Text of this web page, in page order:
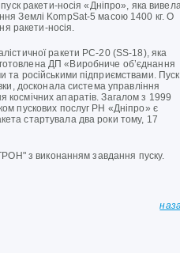
пуск ракети-носія «Дніпро», яка
Землі KompSat-5 масою 1400 кг. О
ракети-носія.
ракети РС-20 (SS-18), яка
ДП «Виробниче об’єднання
та російськими підприємствами. Пуск
досконала система управління
апаратів. Загалом з 1999
пускових послуг РН «Дніпро» є
стартувала два роки тому, 17
з виконанням завдання пуску.